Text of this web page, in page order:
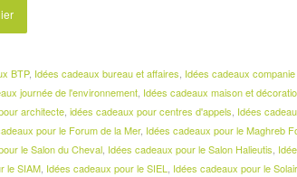
BTP, Idées cadeaux bureau et affaires Idées cadeaux
journée de l'environnement Idées cadeaux maison et
architecte ,idées cadeaux pour centres d'appels Idées
pour le Forum de la Mer, Idées cadeaux pour le Maghreb
le Salon du Cheval Idées cadeaux pour le Salon Halieutis
le SIAM Idées cadeaux pour le SIEL Idées cadeaux pour le